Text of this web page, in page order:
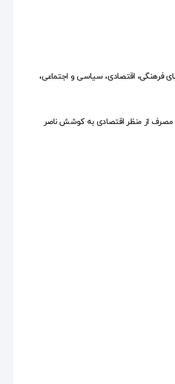
فرهنگی، اقتصادی، سیاسی و اجتماعی،
مصرف از منظر اقتصادی به کوشش ناصر